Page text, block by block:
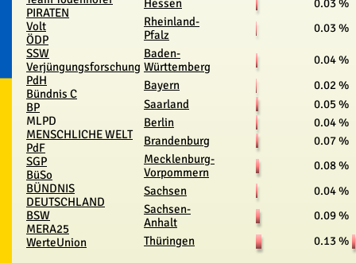
PIRATEN
Volt
ÖDP
SSW
Verjüngungsforschung
PdH
Bündnis C
BP
MLPD
MENSCHLICHE WELT
PdF
SGP
BüSo
BÜNDNIS
DEUTSCHLAND
BSW
MERA25
WerteUnion
Rheinland-
Pfalz
0.03 %
Baden-
Württemberg
0.04 %
Bayern
0.02 %
Saarland
0.05 %
Berlin
0.04 %
Brandenburg
0.07 %
Mecklenburg-
Vorpommern
0.08 %
Sachsen
0.04 %
Sachsen-
Anhalt
0.09 %
Thüringen
0.13 %